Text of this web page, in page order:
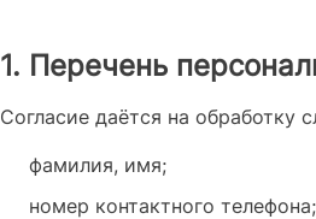
1. Перечень
Согласие даётся на
фамилия, имя;
номер контактного телефона;